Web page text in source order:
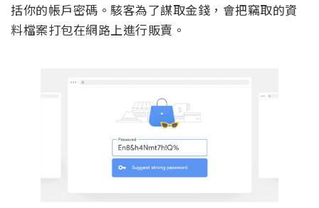
括你的帳戶密碼。駭客為了謀取金錢，會把竊取的資
料檔案打包在網路上進行販賣。